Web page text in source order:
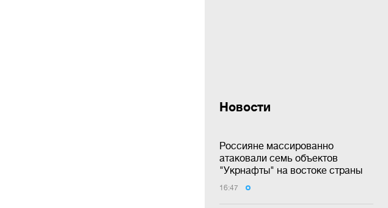
Новости
Россияне массированно
атаковали семь объектов
"Укрнафты" на востоке страны
16:47